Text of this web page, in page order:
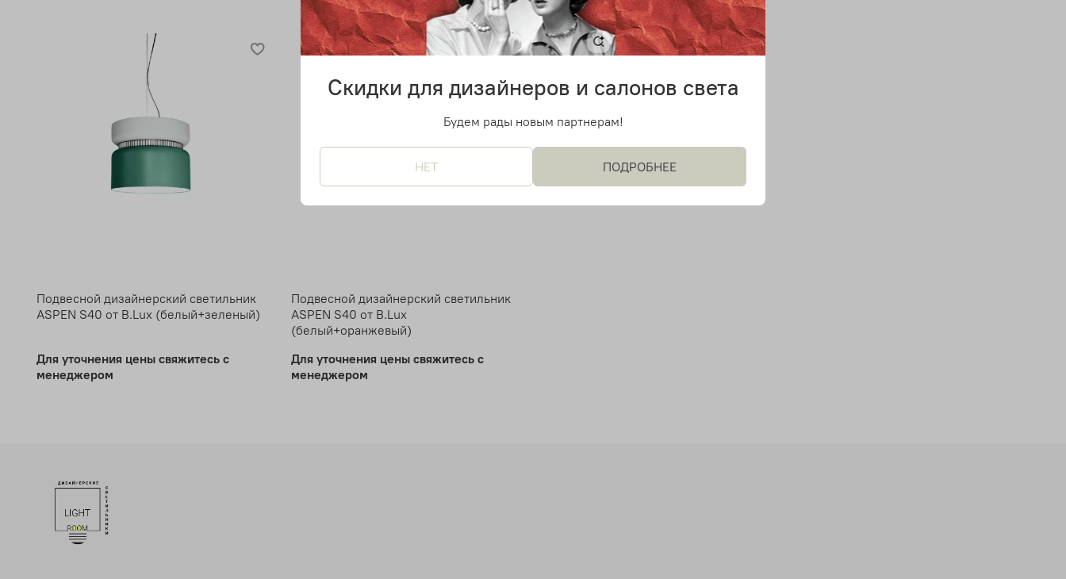
Подвесной дизайнерский светильник
ASPEN S40 от B.Lux (белый+зеленый)
Для уточнения цены свяжитесь с
менеджером
Подвесной дизайнерский светильник
ASPEN S40 от B.Lux
(белый+оранжевый)
Для уточнения цены свяжитесь с
менеджером
Скидки для дизайнеров и салонов света
Будем рады новым партнерам!
НЕТ ПОДРОБНЕЕ